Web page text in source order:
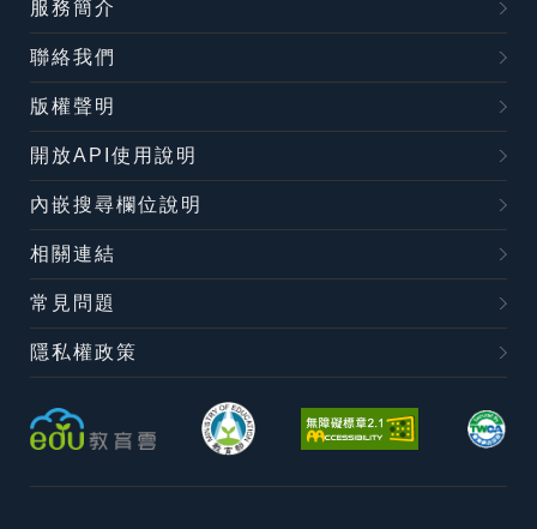
服務簡介
聯絡我們
版權聲明
開放API使用說明
內嵌搜尋欄位說明
相關連結
常見問題
隱私權政策